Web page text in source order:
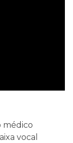
médico
vocal